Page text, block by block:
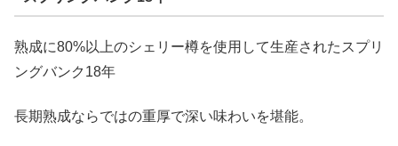
熟成に80%以上のシェリー樽を使用して生産されたスプリ
ングバンク18年
長期熟成ならではの重厚で深い味わいを堪能。